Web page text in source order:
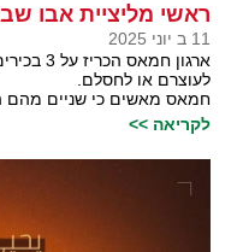
ראשי מליציית אבו
11 ב יוני 2025
ארגון
לעוצרם או לחסלם.
חמאס מאשים כי שניים מהם
לקריאה >>